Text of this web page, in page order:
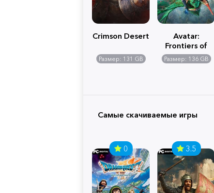
Crimson Desert
Размер: 131 GB
Avatar:
Frontiers of
Pandora
Размер: 136 GB
Самые скачиваемые игры
0 3.5